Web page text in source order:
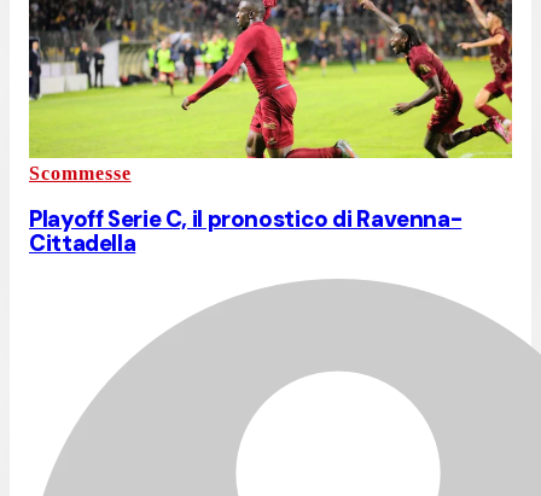
Scommesse
Playoff Serie C, il pronostico di Ravenna-
Cittadella